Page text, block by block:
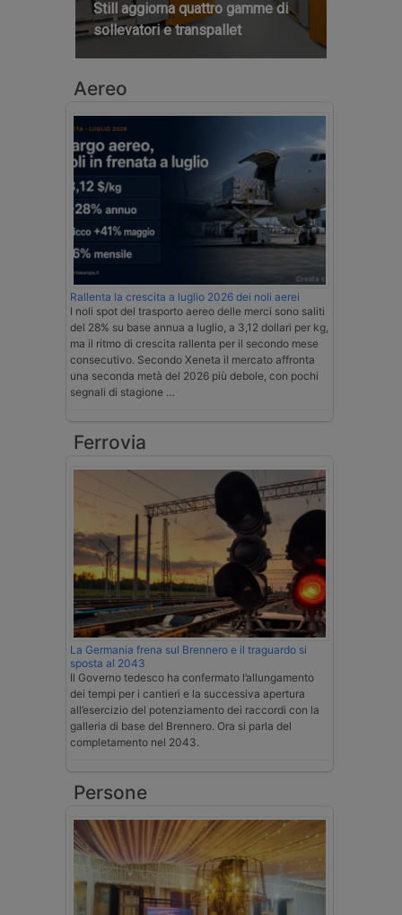
Still aggiorna quattro gamme di
sollevatori e transpallet
Aereo
Rallenta la crescita a luglio 2026 dei noli aerei
I noli spot del trasporto aereo delle merci sono saliti
del 28% su base annua a luglio, a 3,12 dollari per kg,
ma il ritmo di crescita rallenta per il secondo mese
consecutivo. Secondo Xeneta il mercato affronta
una seconda metà del 2026 più debole, con pochi
segnali di stagione …
Ferrovia
La Germania frena sul Brennero e il traguardo si
sposta al 2043
Il Governo tedesco ha confermato l’allungamento
dei tempi per i cantieri e la successiva apertura
all’esercizio del potenziamento dei raccordi con la
galleria di base del Brennero. Ora si parla del
completamento nel 2043.
Persone